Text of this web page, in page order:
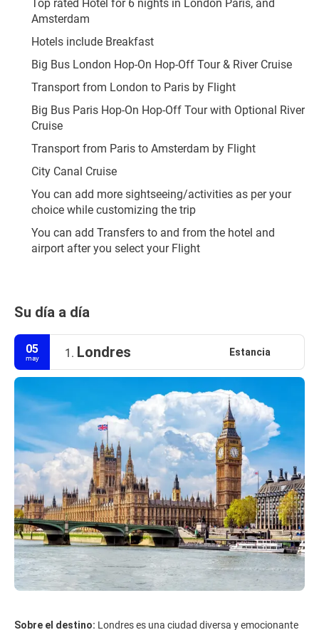
Top rated Hotel for 6 nights in London Paris, and
Amsterdam
Hotels include Breakfast
Big Bus London Hop-On Hop-Off Tour & River Cruise
Transport from London to Paris by Flight
Big Bus Paris Hop-On Hop-Off Tour with Optional River
Cruise
Transport from Paris to Amsterdam by Flight
City Canal Cruise
You can add more sightseeing/activities as per your
choice while customizing the trip
You can add Transfers to and from the hotel and
airport after you select your Flight
Su día a día
05
may 1. Londres Estancia
Sobre el destino: Londres es una ciudad diversa y emocionante